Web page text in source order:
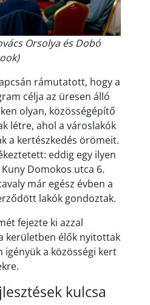
Orsolya és Dobó
rámutatott, hogy a
célja az üresen álló
olyan, közösségépítő
létre, ahol a városlakók
a kertészkedés örömeit.
eddig egy ilyen
Domokos utca 6.
már egész évben a
lakók gondoztak.
fejezte ki azzal
kerületben élők nyitottak
igényük a közösségi kert
kulcsa